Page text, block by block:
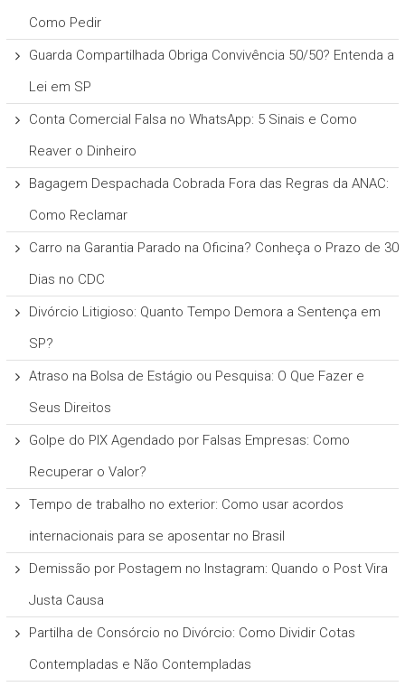
Como Pedir
Guarda Compartilhada Obriga Convivência 50/50? Entenda a
Lei em SP
Conta Comercial Falsa no WhatsApp: 5 Sinais e Como
Reaver o Dinheiro
Bagagem Despachada Cobrada Fora das Regras da ANAC:
Como Reclamar
Carro na Garantia Parado na Oficina? Conheça o Prazo de 30
Dias no CDC
Divórcio Litigioso: Quanto Tempo Demora a Sentença em
SP?
Atraso na Bolsa de Estágio ou Pesquisa: O Que Fazer e
Seus Direitos
Golpe do PIX Agendado por Falsas Empresas: Como
Recuperar o Valor?
Tempo de trabalho no exterior: Como usar acordos
internacionais para se aposentar no Brasil
Demissão por Postagem no Instagram: Quando o Post Vira
Justa Causa
Partilha de Consórcio no Divórcio: Como Dividir Cotas
Contempladas e Não Contempladas